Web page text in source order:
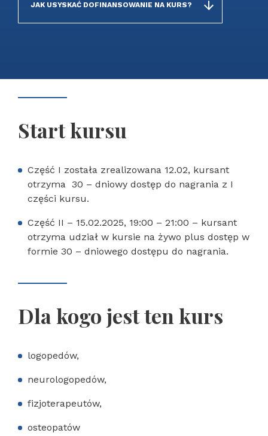
JAK USYSKAĆ DOFINANSOWANIE NA KURS?
Start kursu
Część I została zrealizowana 12.02, kursant
otrzyma 30 – dniowy dostęp do nagrania z I
części kursu.
Część II – 15.02.2025, 19:00 – 21:00 – kursant
otrzyma udział w kursie na żywo plus dostęp w
formie 30 – dniowego dostępu do nagrania.
Dla kogo jest ten kurs
logopedów,
neurologopedów,
fizjoterapeutów,
osteopatów